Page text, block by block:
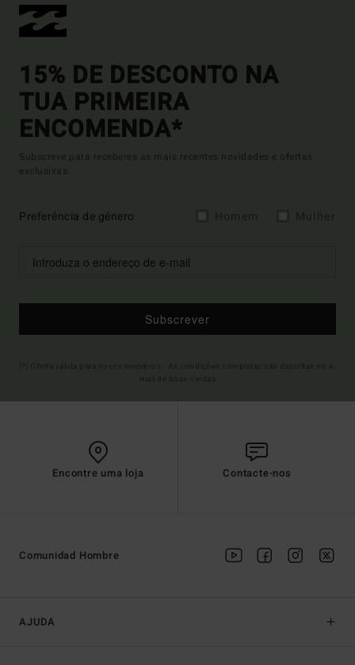
15% DE DESCONTO NA
TUA PRIMEIRA
ENCOMENDA*
Subscreve para receberes as mais recentes novidades e ofertas
exclusivas.
Preferência de género
Subscrever
Encontre uma loja Contacte-nos
AJUDA
Comunidad Hombre